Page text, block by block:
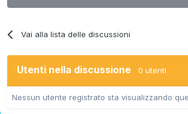
Vai alla lista delle discussioni
Utenti nella discussione 0 utenti
Nessun utente registrato sta visualizzando